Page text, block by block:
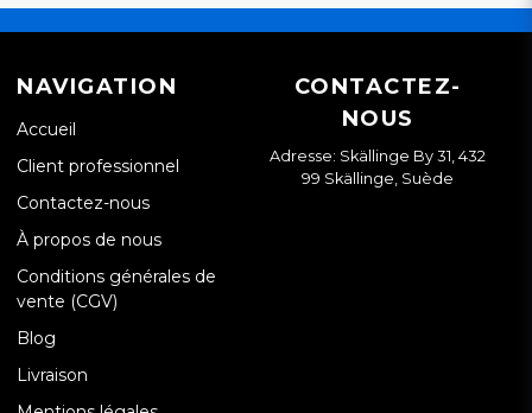
NAVIGATION
Accueil
Client professionnel
Contactez-nous
À propos de nous
Conditions générales de
vente (CGV)
Blog
Livraison
CONTACTEZ-
NOUS
Adresse: Skällinge By 31, 432
99 Skällinge, Suède